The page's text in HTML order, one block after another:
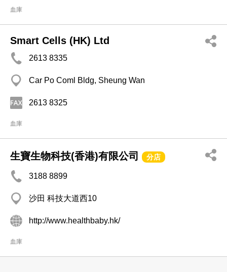
血庫
Smart Cells (HK) Ltd
2613 8335
Car Po Coml Bldg, Sheung Wan
2613 8325
血庫
生寶生物科技(香港)有限公司 分店
3188 8899
沙田 科技大道西10
http://www.healthbaby.hk/
血庫